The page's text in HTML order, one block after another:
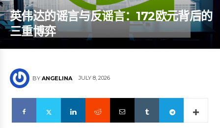
英伟达的谣言与反谣言：172欧元背后的
三重博弈
BY ANGELINA JULY 8, 2026